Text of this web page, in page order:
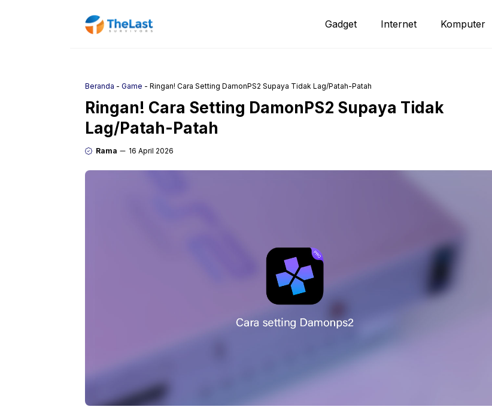
Gadget Internet Komputer
Beranda - Game - Ringan! Cara Setting DamonPS2 Supaya Tidak Lag/Patah-Patah
Ringan! Cara Setting DamonPS2 Supaya Tidak
Lag/Patah-Patah
Rama 16 April 2026